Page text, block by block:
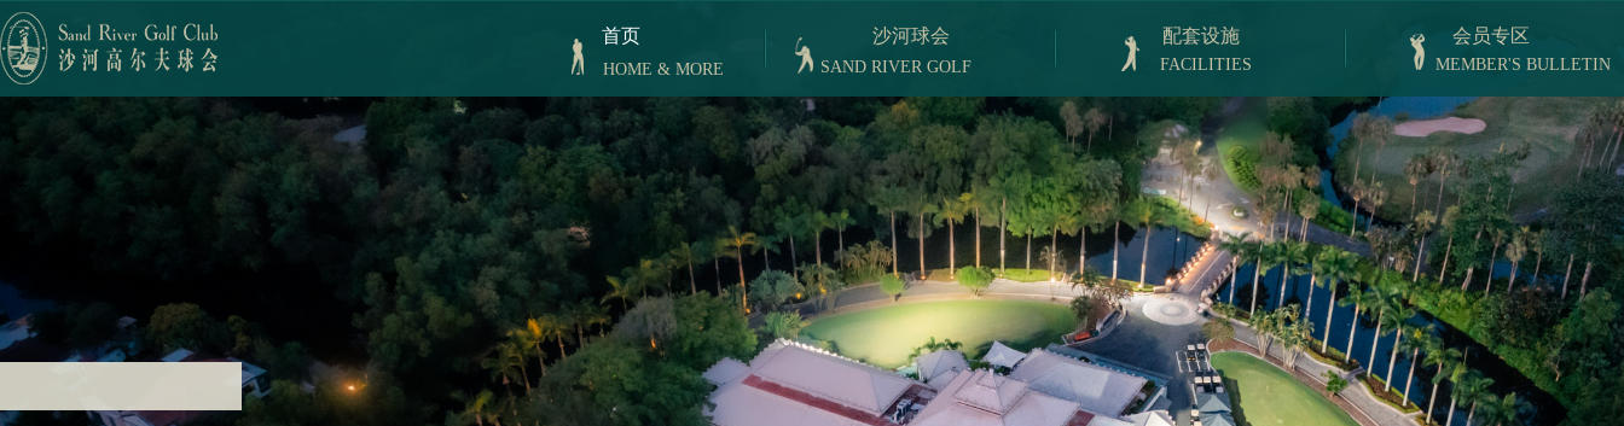
首页 沙河球会 配套设施 会员专区
HOME & MORE
SAND RIVER GOLF
MEMBER'S BULLETIN
FACILITIES